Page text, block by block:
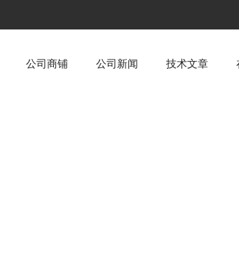
公司商铺 公司新闻 技术文章